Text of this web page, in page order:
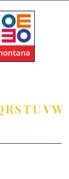
RSTUVW